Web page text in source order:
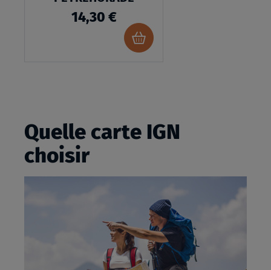
14,30 €
Ajouter
au
Quelle carte IGN
choisir